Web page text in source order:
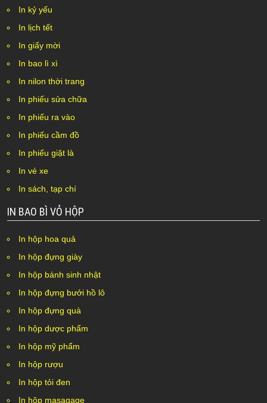
In kỷ yếu
In lịch tết
In giấy mời
In bao lì xì
In nilon thời trang
In phiếu sửa chữa
In phiếu ra vào
In phiếu cầm đồ
In phiếu giặt là
In vé xe
In sách, tạp chí
IN BAO BÌ VỎ HỘP
In hộp hoa quả
In hộp đựng giày
In hộp bánh sinh nhật
In hộp đựng bưởi hồ lô
In hộp đựng quà
In hộp dược phẩm
In hộp mỹ phẩm
In hộp rượu
In hộp tỏi đen
In hộp masagage